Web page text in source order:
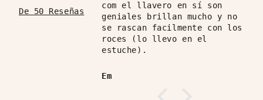
De 50 Reseñas
com el llavero en sí son
geniales brillan mucho y no
se rascan facilmente con los
roces (lo llevo en el
estuche).
Em